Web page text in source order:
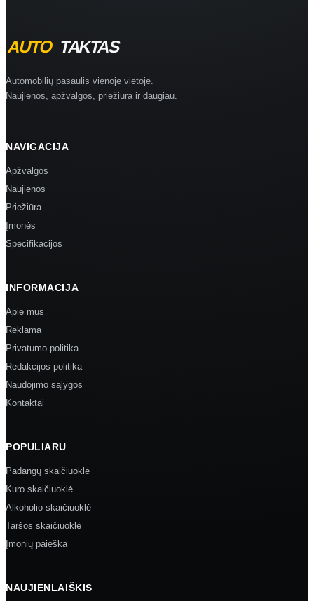
Automobilių pasaulis vienoje vietoje.
Naujienos, apžvalgos, priežiūra ir daugiau.
NAVIGACIJA
Apžvalgos
Naujienos
Priežiūra
Įmonės
Specifikacijos
INFORMACIJA
Apie mus
Reklama
Privatumo politika
Redakcijos politika
Naudojimo sąlygos
Kontaktai
POPULIARU
Padangų skaičiuoklė
Kuro skaičiuoklė
Alkoholio skaičiuoklė
Taršos skaičiuoklė
Įmonių paieška
NAUJIENLAIŠKIS